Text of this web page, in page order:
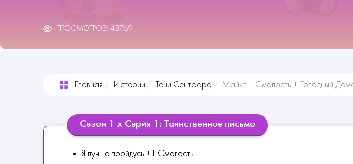
ПРОСМОТРОВ: 43769
Главная Истории Тени Сентфора Майкл + Смелость + Голодный
Сезон 1 х Серия 1: Таинственное письмо
Я лучше пройдусь +1 Смелость